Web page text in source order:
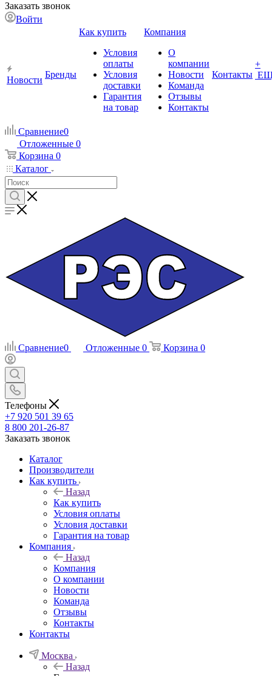
Заказать звонок
Войти
Новости
Бренды
Как купить
Условия
оплаты
Условия
доставки
Гарантия
на товар
Компания
О
компании
Новости
Команда
Отзывы
Контакты
Контакты
+
Сравнение0
Отложенные 0
Корзина 0
Каталог
Сравнение0 Отложенные 0 Корзина 0
Телефоны
+7 920 501 39 65
8 800 201-26-87
Заказать звонок
Каталог
Производители
Как купить
Назад
Как купить
Условия оплаты
Условия доставки
Гарантия на товар
Компания
Назад
Компания
О компании
Новости
Команда
Отзывы
Контакты
Контакты
Москва
Назад